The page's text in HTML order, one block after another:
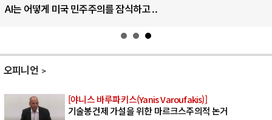
AI는 어떻게 미국 민주주의를 잠식하고 ..
오피니언
[야니스 바루파키스(Yanis Varoufakis)]
기술봉건제 가설을 위한 마르크스주의적 논거